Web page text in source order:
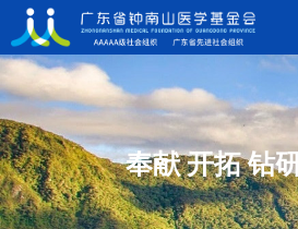
奉献 开拓 钻